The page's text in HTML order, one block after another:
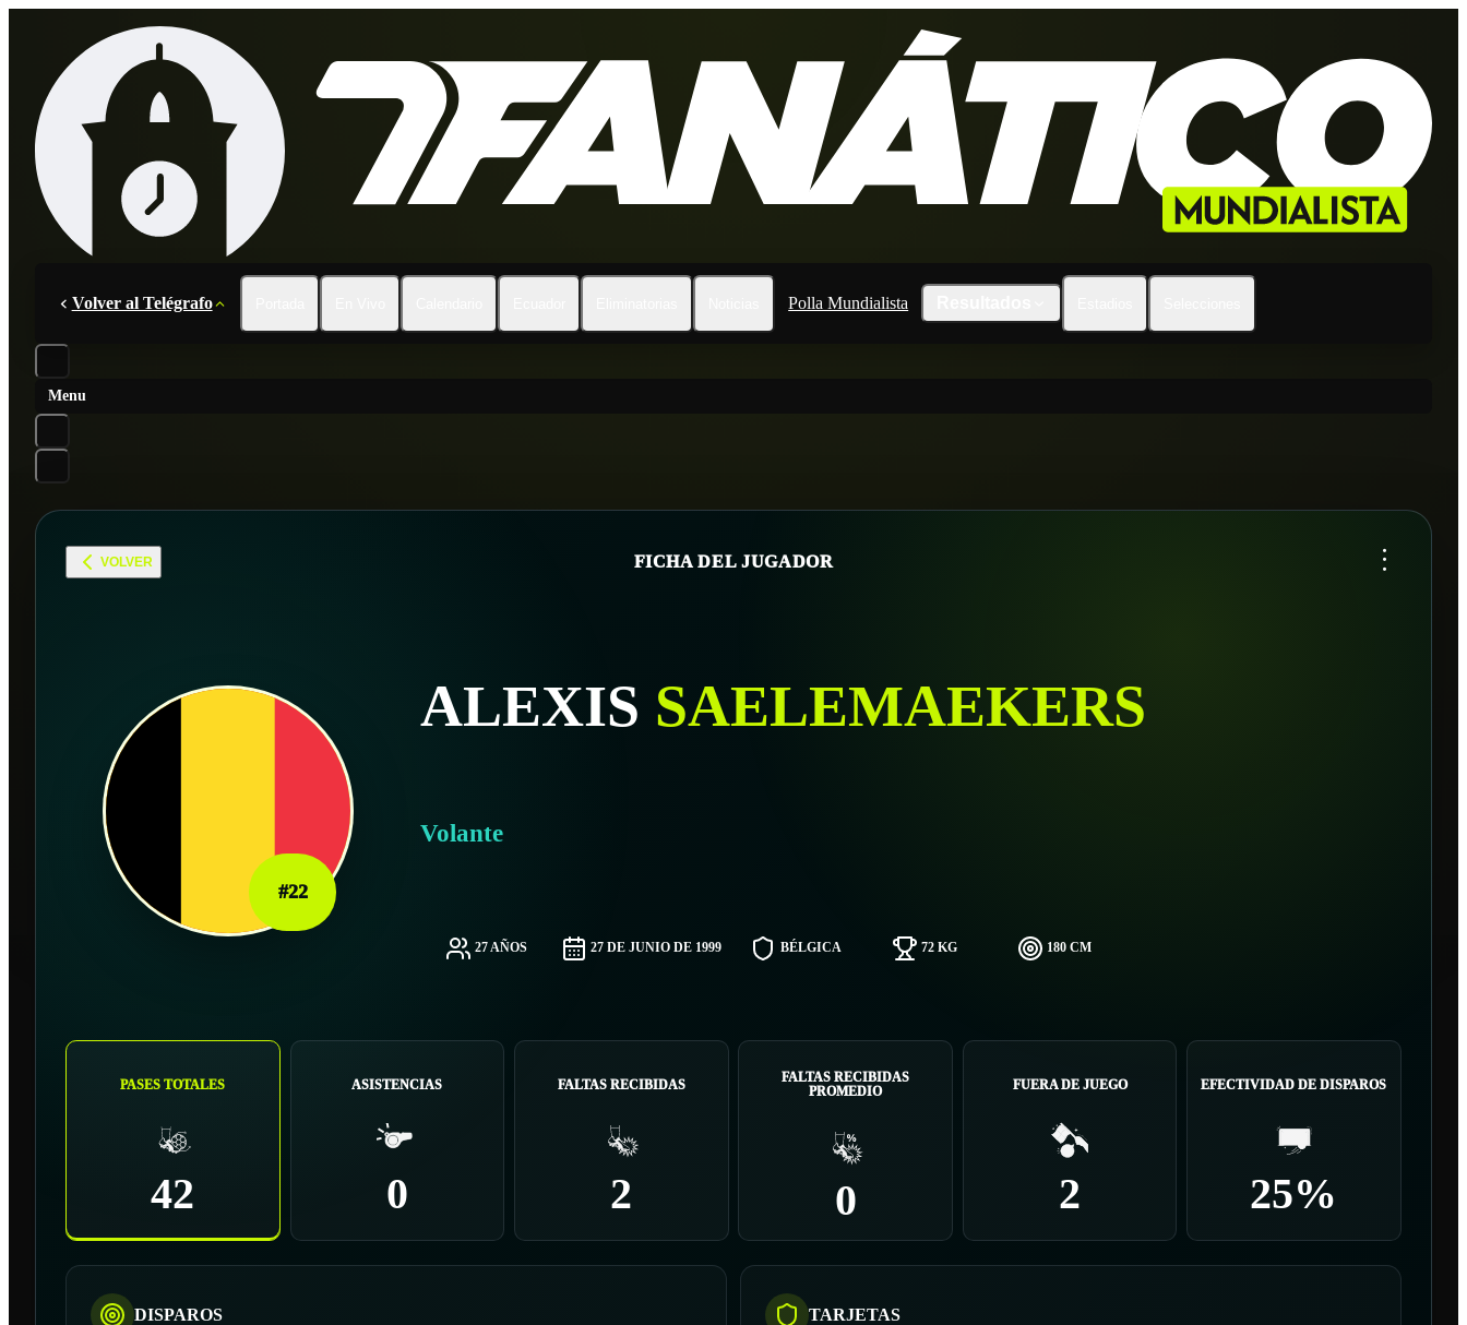
Volver al Telégrafo Polla Mundialista
Menu
VOLVER FICHA DEL JUGADOR ...
#22
ALEXIS SAELEMAEKERS
Volante
27 AÑOS 27 DE JUNIO DE 1999 BÉLGICA 72 KG 180 CM
PASES TOTALES
42
ASISTENCIAS
0
FALTAS RECIBIDAS
2
FALTAS RECIBIDAS
PROMEDIO
0
FUERA DE JUEGO
2
EFECTIVIDAD DE DISPAROS
25%
DISPAROS TARJETAS